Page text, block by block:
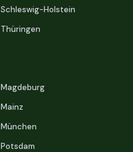
Schleswig-Holstein
Thüringen
Magdeburg
Mainz
München
Potsdam